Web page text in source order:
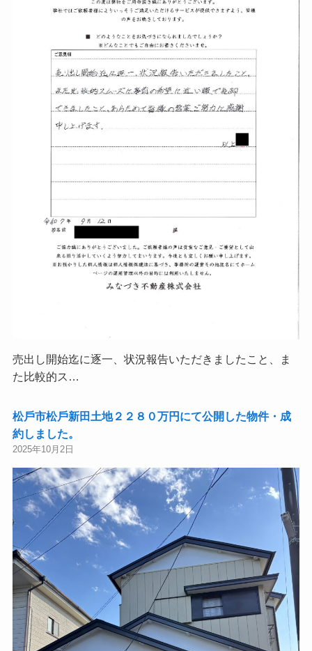
売出し開始迄に逐一、状況報告いただきましたこと、ま
た比較的ス…
松⼾市松⼾新⽥土地２２８０万円にて公開した物件・成
約しました。
2025年10月2日